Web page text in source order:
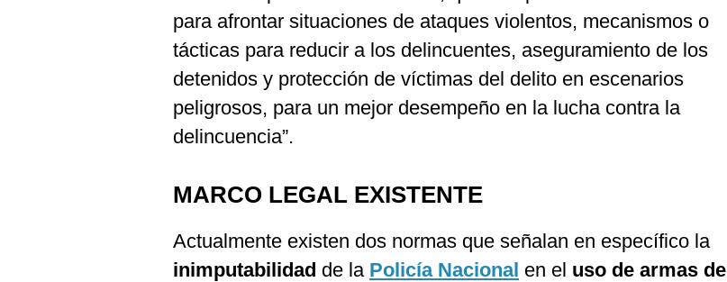
para afrontar situaciones de ataques violentos, mecanismos o
tácticas para reducir a los delincuentes, aseguramiento de los
detenidos y protección de víctimas del delito en escenarios
peligrosos, para un mejor desempeño en la lucha contra la
delincuencia”.
MARCO LEGAL EXISTENTE
Actualmente existen dos normas que señalan en específico la
inimputabilidad de la Policía Nacional en el uso de armas de